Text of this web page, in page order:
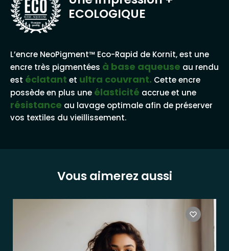
BASE AQUEUSE
ECOLOGIQUE
L’encre NeoPigment™ Eco-Rapid de Kornit, est une
encre très pigmentées à base aqueuse au rendu
est éclatant et ultra couvrant. Cette encre
possède en plus une élasticité accrue et une
résistance au lavage optimale afin de préserver
vos textiles du vieillissement.
Vous aimerez aussi